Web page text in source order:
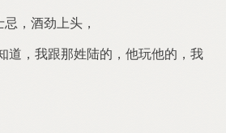
忌 酒劲上头
道 跟那姓
玩